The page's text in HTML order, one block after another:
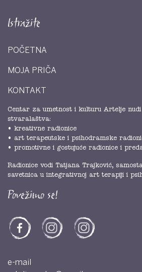
Istražite
POČETNA
MOJA PRIČA
KONTAKT
Centar za umetnost i kulturu Artelje
stvaralaštva:
• kreativne radionice
• art terapeutske i psihodramske
• promotivne i gostujuće radionice i
Radionice vodi Tatjana Trajković,
savetnica u integrativnoj art terapiji i
Povežimo se!
e-mail